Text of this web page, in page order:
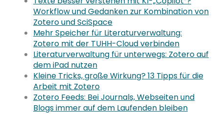
Workflow und Gedanken zur Kombination von
Zotero und SciSpace
Mehr Speicher für Literaturverwaltung:
Zotero mit der TUHH-Cloud verbinden
Literaturverwaltung für unterwegs: Zotero auf
dem iPad nutzen
Kleine Tricks, große Wirkung? 13 Tipps für die
Arbeit mit Zotero
Zotero Feeds: Bei Journals, Webseiten und
Blogs immer auf dem Laufenden bleiben